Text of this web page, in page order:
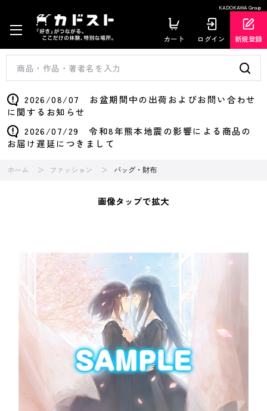
KADOKAWA Group
カート ログイン 新規登録
2026/08/07 お盆期間中の出荷およびお問い合わせ
に関するお知らせ
2026/07/29 令和8年熊本地震の影響による商品の
お届け遅延につきまして
ホーム ファッション バッグ・財布
画像タップで拡大